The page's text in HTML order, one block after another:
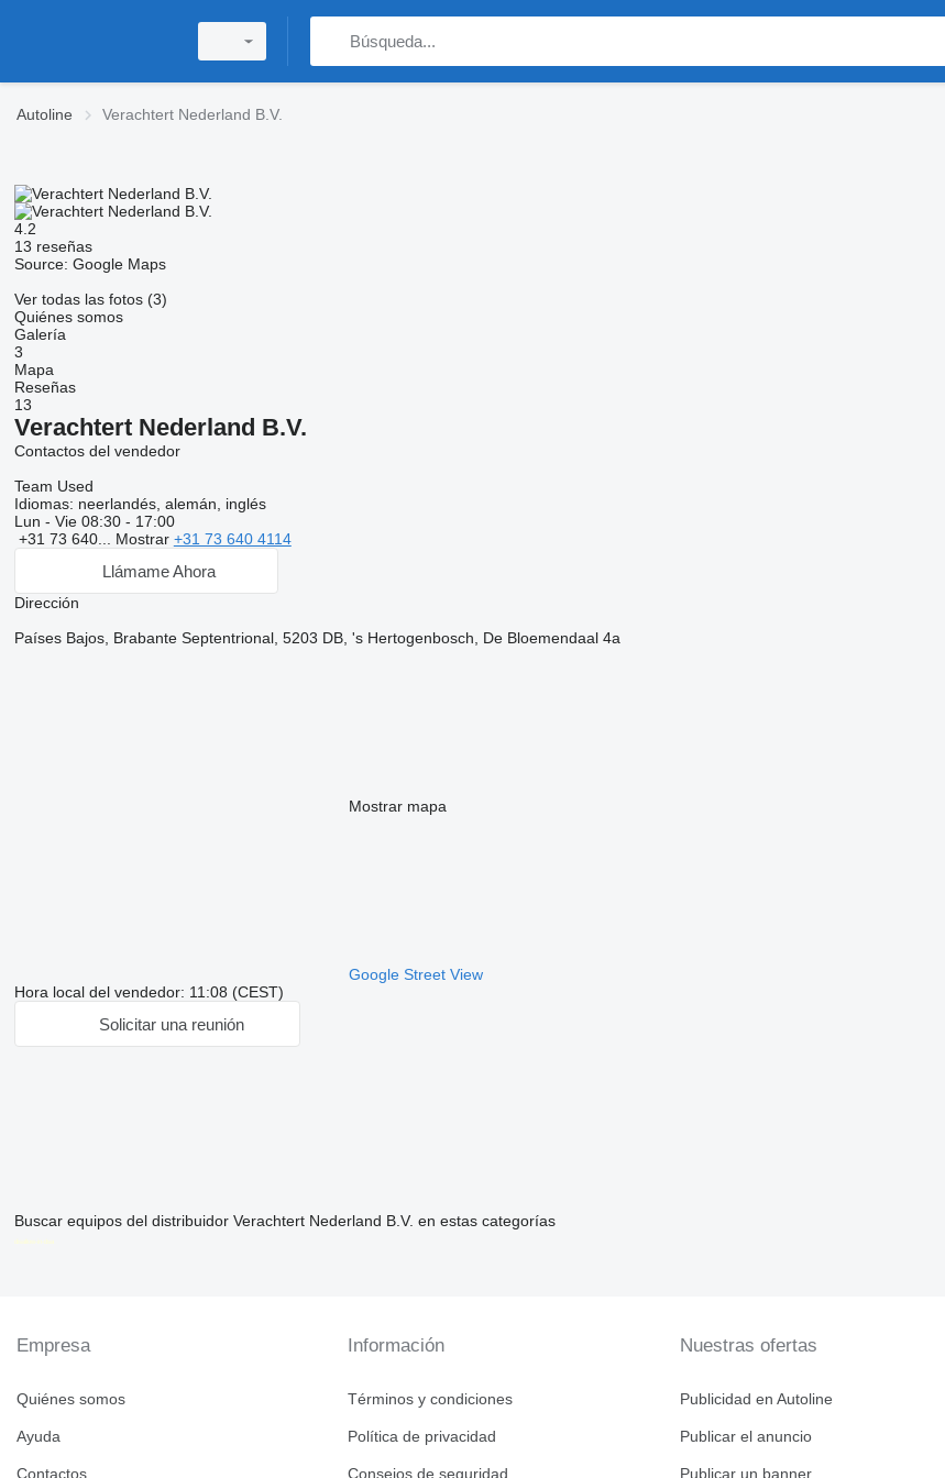
Autoline Verachtert Nederland B.V.
4.2
13 reseñas
Source: Google Maps
Ver todas las fotos (3)
Quiénes somos
Galería
3
Mapa
Reseñas
13
Verachtert Nederland B.V.
Contactos del vendedor
Team Used
Idiomas: neerlandés, alemán, inglés
Lun - Vie 08:30 - 17:00
+31 73 640... Mostrar +31 73 640 4114
Llámame Ahora
Dirección
Países Bajos, Brabante Septentrional, 5203 DB, 's Hertogenbosch, De Bloemendaal 4a
Mostrar mapa
Google Street View
Hora local del vendedor: 11:08 (CEST)
Solicitar una reunión
Buscar equipos del distribuidor Verachtert Nederland B.V. en estas categorías
disallow-in-dsa
Empresa
Quiénes somos
Ayuda
Contactos
Información
Términos y condiciones
Política de privacidad
Consejos de seguridad
Nuestras ofertas
Publicidad en Autoline
Publicar el anuncio
Publicar un banner